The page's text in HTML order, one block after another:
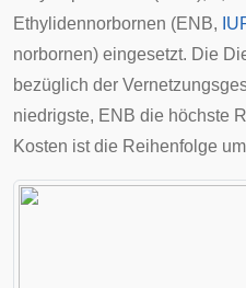
Ethylidennorbornen (ENB,
norbornen) eingesetzt. Die
bezüglich der
niedrigste, ENB die höchste
Kosten ist die Reihenfolge